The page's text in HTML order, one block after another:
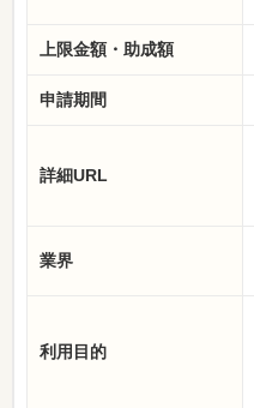
上限金額・助成額
申請期間
詳細URL
業界
利用目的